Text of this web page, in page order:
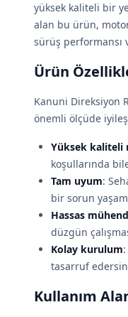
yüksek kaliteli bir
alan bu ürün,
sürüş performansı
Ürün
Kanuni Direksiyon
önemli ölçüde
Yüksek kaliteli
koşullarında
Tam uyum:
bir sorun
Hassas
düzgün
Kolay kurulum
tasarruf
Kullanım